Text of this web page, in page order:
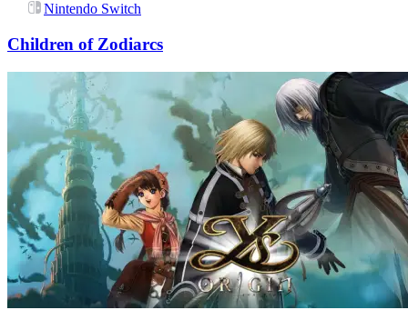
Nintendo Switch
Children of Zodiarcs